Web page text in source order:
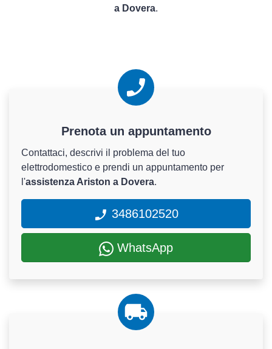
a Dovera.
Prenota un appuntamento
Contattaci, descrivi il problema del tuo
elettrodomestico e prendi un appuntamento per
l'assistenza Ariston a Dovera.
3486102520
WhatsApp